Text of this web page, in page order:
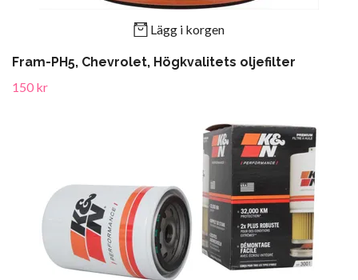
Lägg i korgen
Fram-PH5, Chevrolet, Högkvalitets oljefilter
150 kr